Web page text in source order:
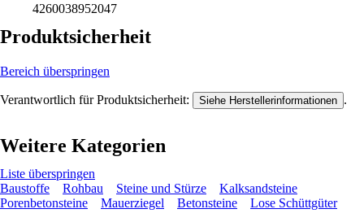
4260038952047
Produktsicherheit
Bereich überspringen
Verantwortlich für Produktsicherheit: Siehe Herstellerinformationen .
Weitere Kategorien
Liste überspringen
Baustoffe
Rohbau Steine und Stürze
Kalksandsteine
Porenbetonsteine
Mauerziegel Betonsteine Lose Schüttgüter